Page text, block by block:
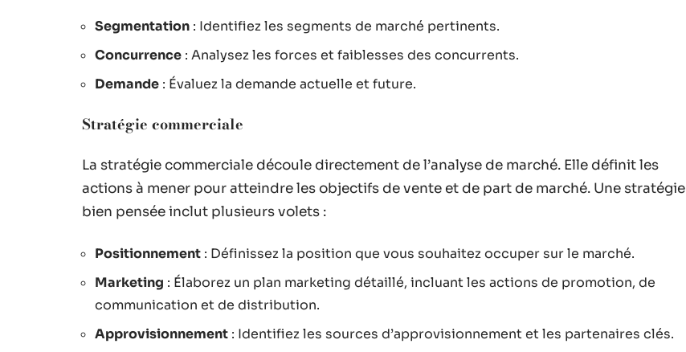
Segmentation : Identifiez les segments de marché pertinents.
Concurrence : Analysez les forces et faiblesses des concurrents.
Demande : Évaluez la demande actuelle et future.
Stratégie commerciale
La stratégie commerciale découle directement de l’analyse de marché. Elle définit les
actions à mener pour atteindre les objectifs de vente et de part de marché. Une stratégie
bien pensée inclut plusieurs volets :
Positionnement : Définissez la position que vous souhaitez occuper sur le marché.
Marketing : Élaborez un plan marketing détaillé, incluant les actions de promotion, de
communication et de distribution.
Approvisionnement : Identifiez les sources d’approvisionnement et les partenaires clés.